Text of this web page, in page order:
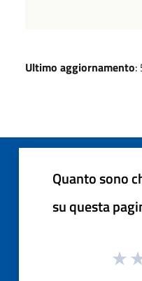
Ultimo aggiornamento:
Quanto sono
su questa